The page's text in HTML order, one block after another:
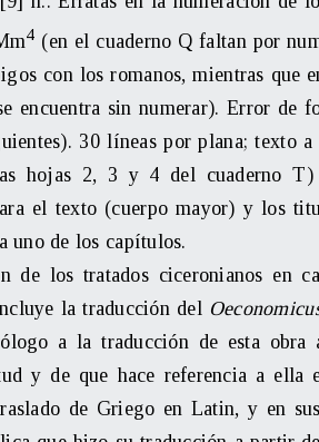
4 (en el cuaderno Q faltan por
con los romanos, mientras que
encuentra sin numerar). Error de
30 líneas por plana; texto
hojas 2, 3 y 4 del cuaderno T)
el texto (cuerpo mayor) y los
uno de los capítulos.
de los tratados ciceronianos en
la traducción del
a la traducción de esta obra
y de que hace referencia a ella
de Griego en Latin, y en